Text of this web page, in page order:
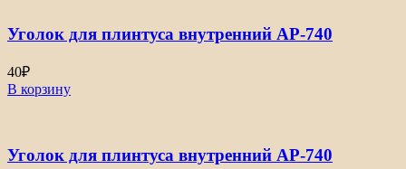
Уголок для плинтуса внутренний АР-740
40₽
В корзину
Уголок для плинтуса внутренний АР-740